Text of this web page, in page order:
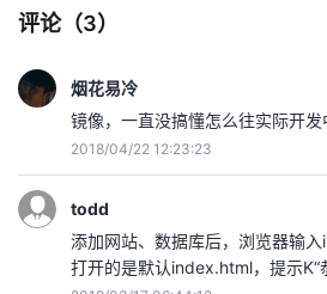
评论（3）
烟花易冷
镜像，一直没搞懂怎么往实际开发
2018/04/22 12:23:23
todd
添加网站、数据库后，浏览器输入
打开的是默认index.html，提示K“